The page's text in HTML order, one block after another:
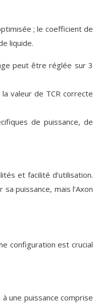
; le coefficient de
liquide.
peut être réglée sur 3
valeur de TCR correcte
de puissance, de
et facilité d’utilisation.
puissance, mais l’Axon
configuration est crucial
une puissance comprise